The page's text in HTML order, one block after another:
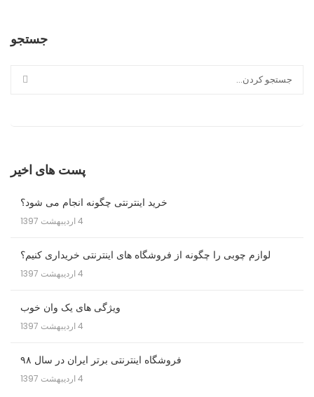
جستجو
پست های اخیر
خرید اینترنتی چگونه انجام می شود؟
4 اردیبهشت 1397
لوازم چوبی را چگونه از فروشگاه های اینترنتی خریداری کنیم؟
4 اردیبهشت 1397
ویژگی های یک وان خوب
4 اردیبهشت 1397
فروشگاه اینترنتی برتر ایران در سال ۹۸
4 اردیبهشت 1397